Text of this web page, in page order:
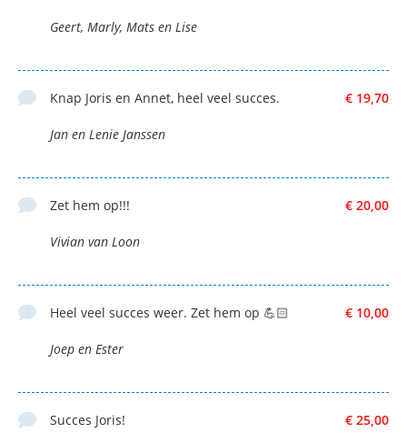
Geert, Marly, Mats en Lise
€ 19,70
Knap Joris en Annet, heel veel succes.
Jan en Lenie Janssen
€ 20,00
Zet hem op!!!
Vivian van Loon
€ 10,00
Heel veel succes weer. Zet hem op 💪🏻
Joep en Ester
€ 25,00
Succes Joris!